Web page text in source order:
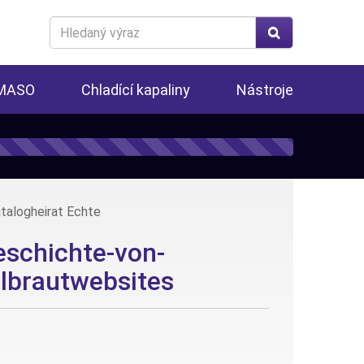
Search
for
Chladící kapaliny Nástroje
Echte
von-